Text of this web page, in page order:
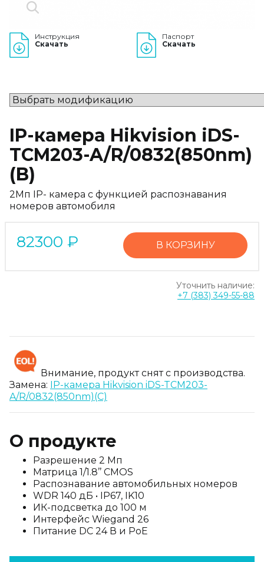
Инструкция
Скачать
Паспорт
Скачать
IP-камера Hikvision iDS-
TCM203-A/R/0832(850nm)
(B)
2Mп IP- камера с функцией распознавания
номеров автомобиля
82300 ₽ В КОРЗИНУ
Уточнить наличие:
+7 (383) 349-55-88
Внимание, продукт снят с производства.
Замена: IP-камера Hikvision iDS-TCM203-
A/R/0832(850nm)(C)
О продукте
Разрешение 2 Мп
Матрица 1/1.8’’ CMOS
Распознавание автомобильных номеров
WDR 140 дБ • IP67, IK10
ИК-подсветка до 100 м
Интерфейс Wiegand 26
Питание DC 24 В и PoE